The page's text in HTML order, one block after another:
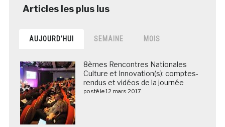
AUJOURD’HUI SEMAINE MOIS
8èmes Rencontres Nationales
Culture et Innovation(s): comptes-
rendus et vidéos de la journée
posté le 12 mars 2017